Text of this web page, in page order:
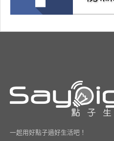
一起用好點子過好生活吧！